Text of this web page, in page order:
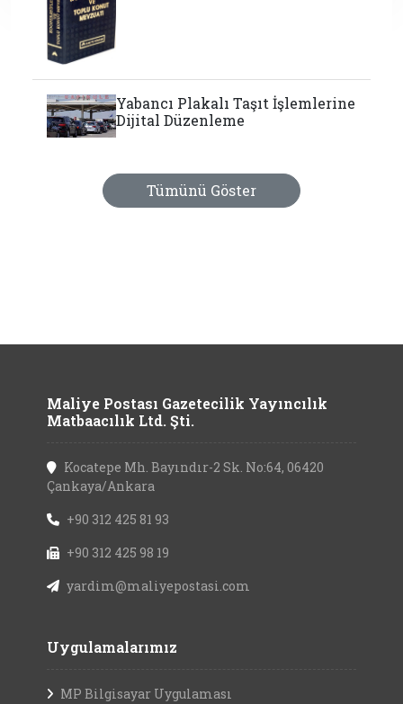
Yabancı Plakalı Taşıt İşlemlerine
Dijital Düzenleme
Tümünü Göster
Maliye Postası Gazetecilik Yayıncılık
Matbaacılık Ltd. Şti.
Kocatepe Mh. Bayındır-2 Sk. No:64, 06420
Çankaya/Ankara
+90 312 425 81 93
+90 312 425 98 19
yardim@maliyepostasi.com
Uygulamalarımız
MP Bilgisayar Uygulaması